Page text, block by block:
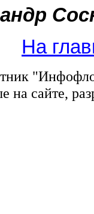
На
сайте,